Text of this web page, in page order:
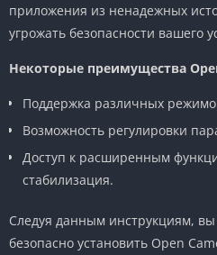
приложения из ненадежных
угрожать безопасности вашего
Некоторые преимущества
Поддержка различных
Возможность регулировки
Доступ к расширенным
стабилизация.
Следуя данным инструкциям,
безопасно установить Open